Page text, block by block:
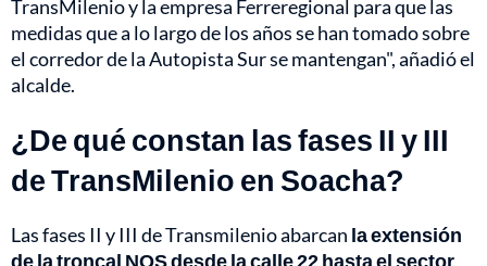
TransMilenio y la empresa Ferreregional para que las
medidas que a lo largo de los años se han tomado sobre
el corredor de la Autopista Sur se mantengan", añadió el
alcalde.
¿De qué constan las fases II y III
de TransMilenio en Soacha?
Las fases II y III de Transmilenio abarcan la extensión
de la troncal NQS desde la calle 22 hasta el sector